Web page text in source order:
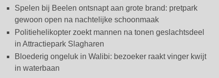
Spelen bij Beelen ontsnapt aan grote brand: pretpark
gewoon open na nachtelijke schoonmaak
Politiehelikopter zoekt mannen na tonen geslachtsdeel
in Attractiepark Slagharen
Bloederig ongeluk in Walibi: bezoeker raakt vinger kwijt
in waterbaan